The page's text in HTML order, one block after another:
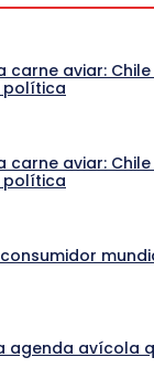
aviar: Chile
política
aviar: Chile
política
agenda avícola